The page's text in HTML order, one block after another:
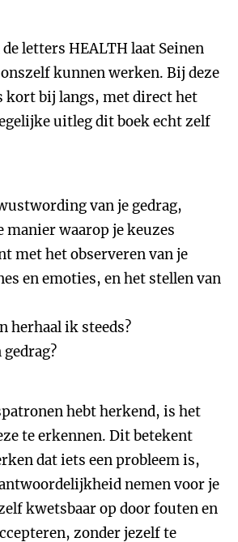
de letters HEALTH laat Seinen
kunnen werken. Bij deze
kort bij langs, met direct het
uitleg dit boek echt zelf
van je gedrag,
manier waarop je keuzes
met het observeren van je
en emoties, en het stellen van
herhaal ik steeds?
hebt herkend, is het
te erkennen. Dit betekent
dat iets een probleem is,
nemen voor je
kwetsbaar op door fouten en
zonder jezelf te